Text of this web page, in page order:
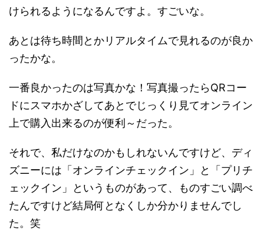
けられるようになるんですよ。すごいな。
あとは待ち時間とかリアルタイムで見れるのが良か
ったかな。
一番良かったのは写真かな！写真撮ったらQRコー
ドにスマホかざしてあとでじっくり見てオンライン
上で購入出来るのが便利～だった。
それで、私だけなのかもしれないんですけど、ディ
ズニーには「オンラインチェックイン」と「プリチ
ェックイン」というものがあって、ものすごい調べ
たんですけど結局何となくしか分かりませんでし
た。笑